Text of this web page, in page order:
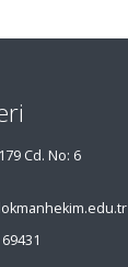
Cd. No: 6